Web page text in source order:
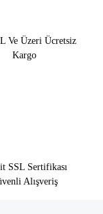
Ve Üzeri Ücretsiz
Kargo
SSL Sertifikası
Alışveriş